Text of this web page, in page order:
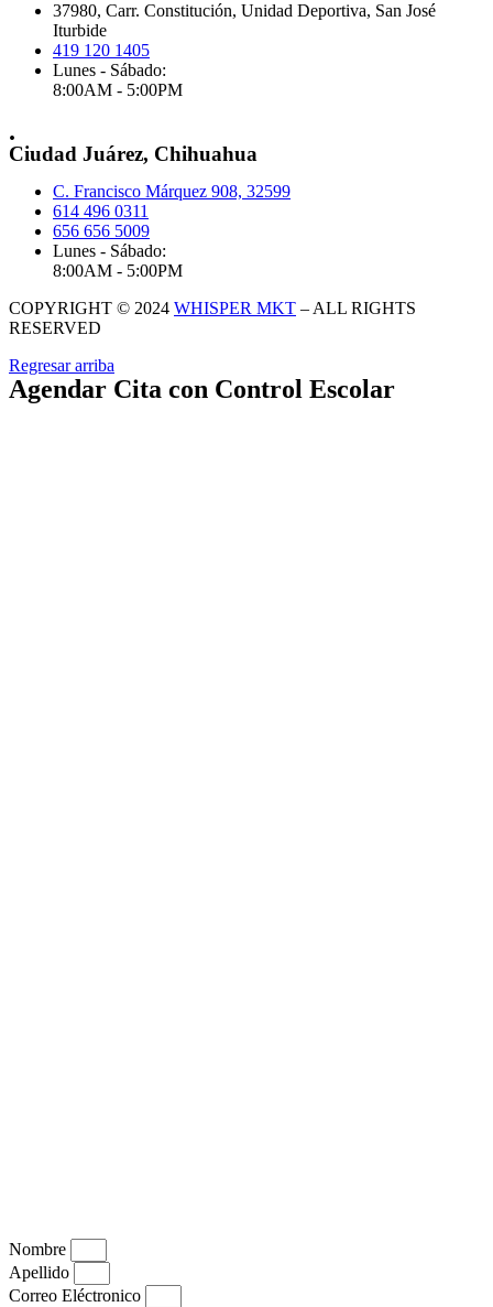
37980, Carr. Constitución, Unidad Deportiva, San José
Iturbide
419 120 1405
Lunes - Sábado:
8:00AM - 5:00PM
.
Ciudad Juárez, Chihuahua
C. Francisco Márquez 908, 32599
614 496 0311
656 656 5009
Lunes - Sábado:
8:00AM - 5:00PM
COPYRIGHT © 2024 WHISPER MKT – ALL RIGHTS
RESERVED
Regresar arriba
Agendar Cita con Control Escolar
Nombre
Apellido
Correo Eléctronico